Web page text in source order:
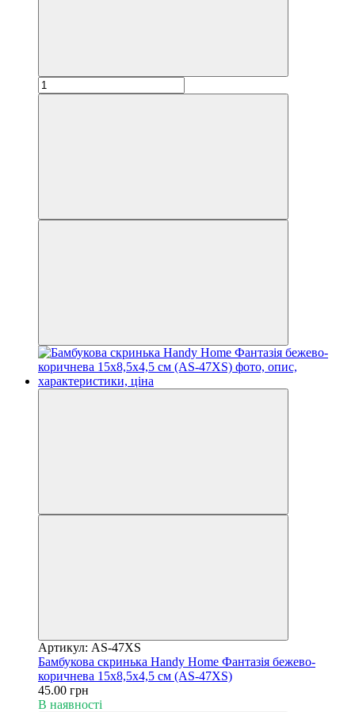
Артикул: AS-47XS
Бамбукова скринька Handy Home Фантазія бежево-
коричнева 15x8,5x4,5 см (AS-47XS)
45.00 грн
В наявності